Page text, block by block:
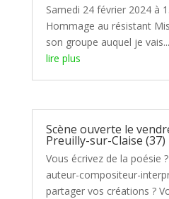
Samedi 24 février 2024 à
Hommage au résistant
son groupe auquel je vais...
lire plus
Scène ouverte le
Preuilly-sur-Claise (37)
Vous écrivez de la poésie
auteur-compositeur-
partager vos créations ?